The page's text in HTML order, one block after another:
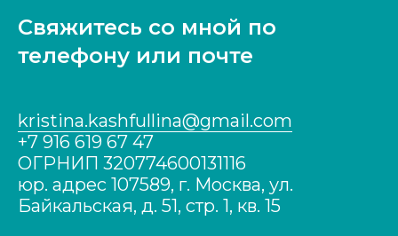
Свяжитесь со мной по
телефону или почте
kristina.kashfullina@gmail.com
+7 916 619 67 47
ОГРНИП 320774600131116
юр. адрес 107589, г. Москва, ул.
Байкальская, д. 51, cтр. 1, кв. 15